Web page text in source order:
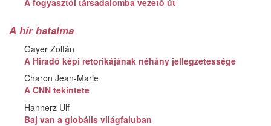
A fogyasztói társadalomba vezető út
A hír hatalma
Gayer Zoltán
A Híradó képi retorikájának néhány jellegzetessége
Charon Jean-Marie
A CNN tekintete
Hannerz Ulf
Baj van a globális világfaluban